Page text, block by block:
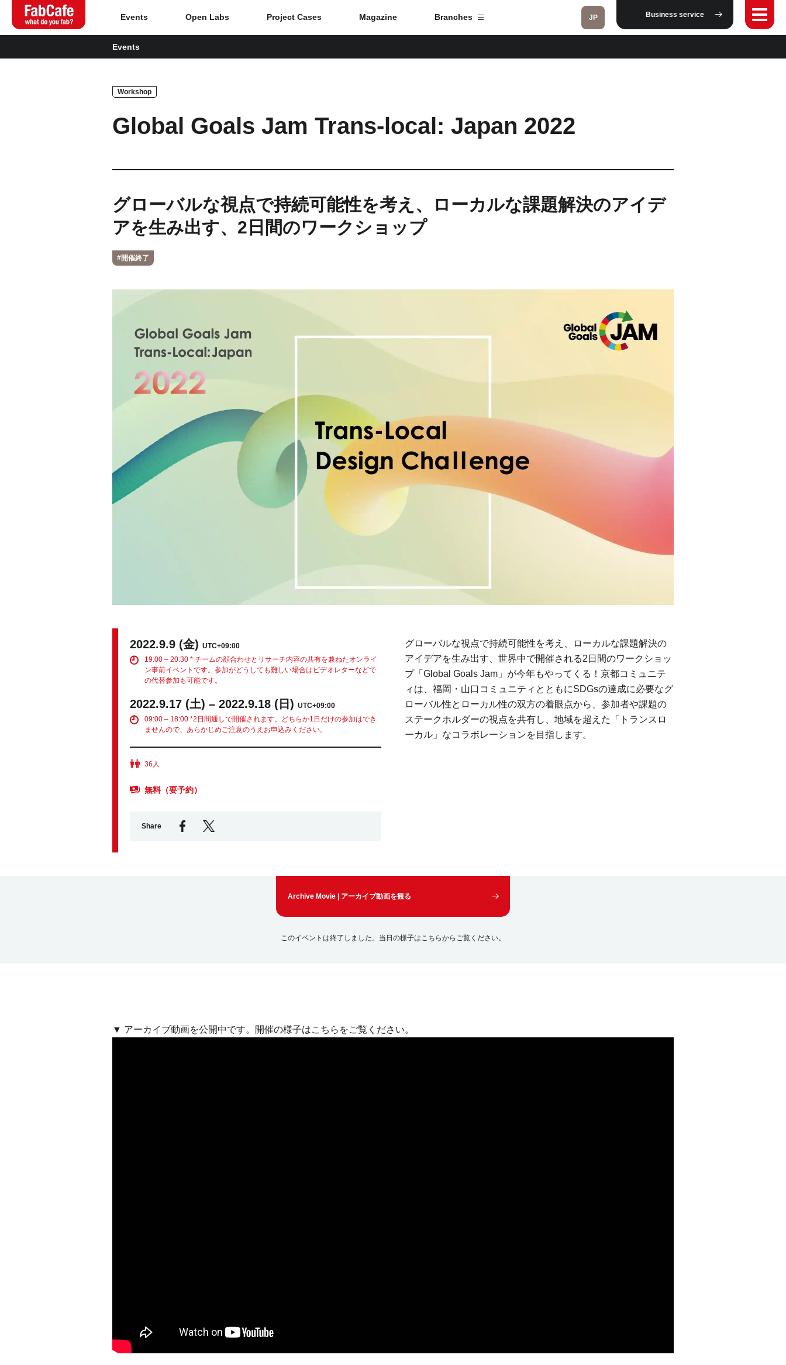
Global
Home
About
Magazine
Open Labs
Project Cases
Branch List
Fuji
Kyoto
Osaka
Taipei
Strasbourg
Events Open Labs Project Cases Magazine Branches JP Business service
Events
Workshop
Global Goals Jam Trans-local: Japan 2022
グローバルな視点で持続可能性を考え、ローカルな課題解決のアイデ
アを生み出す、2日間のワークショップ
#開催終了
グローバルな視点で持続可能性を考え、ローカルな課題解決の
アイデアを生み出す、世界中で開催される2日間のワークショッ
プ「Global Goals Jam」が今年もやってくる！京都コミュニテ
ィは、福岡・山口コミュニティとともにSDGsの達成に必要なグ
ローバル性とローカル性の双方の着眼点から、参加者や課題の
ステークホルダーの視点を共有し、地域を超えた「トランスロ
ーカル」なコラボレーションを目指します。
2022.9.9 (金) UTC+09:00
19:00 – 20:30 * チームの顔合わせとリサーチ内容の共有を兼ねたオンライ
ン事前イベントです。参加がどうしても難しい場合はビデオレターなどで
の代替参加も可能です。
2022.9.17 (土) – 2022.9.18 (日) UTC+09:00
09:00 – 18:00 *2日間通しで開催されます。どちらか1日だけの参加はでき
ませんので、あらかじめご注意のうえお申込みください。
36人
無料（要予約）
Share
Archive Movie | アーカイブ動画を観る
このイベントは終了しました。当日の様子はこちらからご覧ください。
▼ アーカイブ動画を公開中です。開催の様子はこちらをご覧ください。